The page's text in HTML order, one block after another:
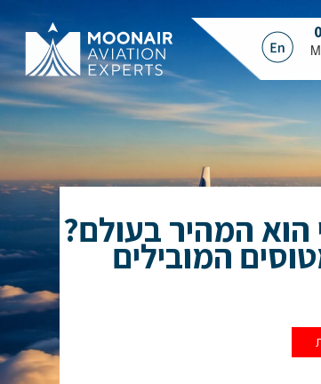
הוא המהיר בעולם?